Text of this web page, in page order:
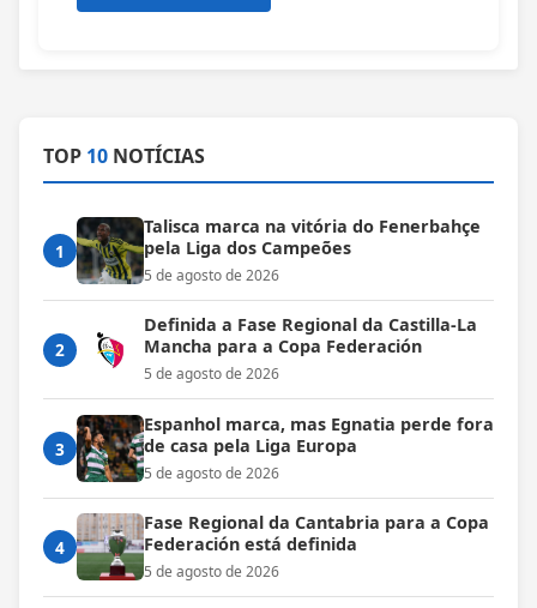
TOP 10 NOTÍCIAS
1
Talisca marca na vitória do Fenerbahçe
pela Liga dos Campeões
5 de agosto de 2026
2
Definida a Fase Regional da Castilla-La
Mancha para a Copa Federación
5 de agosto de 2026
3
Espanhol marca, mas Egnatia perde fora
de casa pela Liga Europa
5 de agosto de 2026
4
Fase Regional da Cantabria para a Copa
Federación está definida
5 de agosto de 2026